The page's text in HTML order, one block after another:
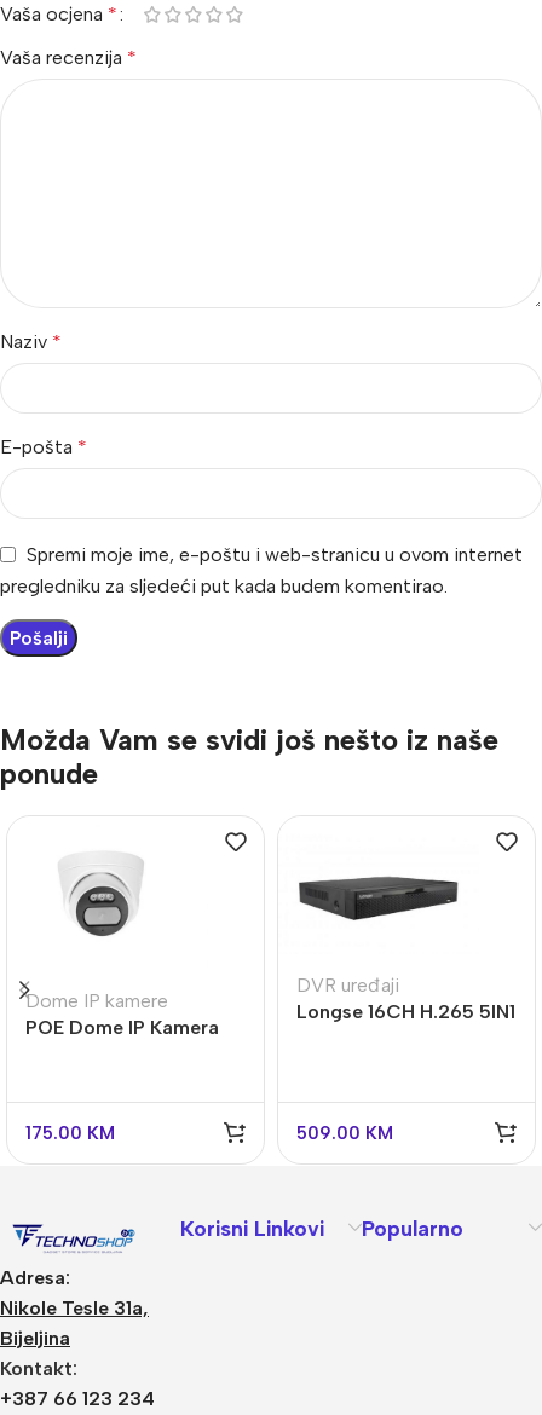
Vaša ocjena *
Vaša recenzija *
Naziv *
E-pošta *
Spremi moje ime, e-poštu i web-stranicu u ovom internet
pregledniku za sljedeći put kada budem komentirao.
Možda Vam se svidi još nešto iz naše
ponude
Dome IP kamere
POE Dome IP Kamera
CPSBFC4R-28PM
175.00 KM
DVR uređaji
Longse 16CH H.265 5IN1
509.00 KM
Adresa:
Nikole Tesle 31a,
Bijeljina
Kontakt:
+387 66 123 234
Korisni Linkovi Popularno